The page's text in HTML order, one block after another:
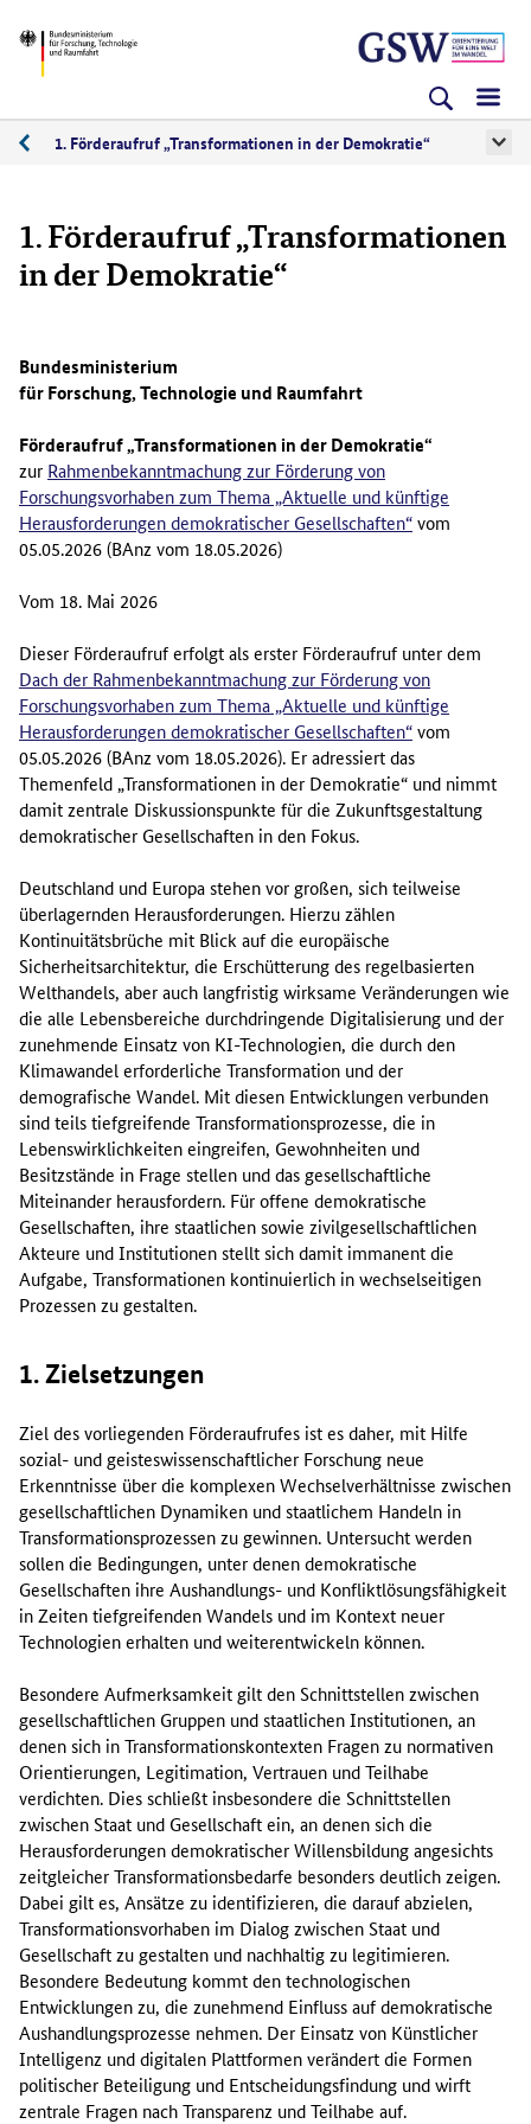
zum
(Eingabetaste)
zum
(Eingabetaste)
zur
(Eingabetaste)
BMFTR
Demokratieforschung
1. Förderaufruf „Transformationen in der Demokratie“
1. Förderaufruf „Transformationen
in der Demokratie“
Bundesministerium
für Forschung, Technologie und Raumfahrt
Förderaufruf „Transformationen in der Demokratie“
zur Rahmenbekanntmachung zur Förderung von
Forschungsvorhaben zum Thema „Aktuelle und künftige
Herausforderungen demokratischer Gesellschaften“vom
05.05.2026 (BAnz vom 18.05.2026)
Vom 18. Mai 2026
Dieser Förderaufruf erfolgt als erster Förderaufruf unter dem
Dach der Rahmenbekanntmachung zur Förderung von
Forschungsvorhaben zum Thema „Aktuelle und künftige
Herausforderungen demokratischer Gesellschaften“vom
05.05.2026 (BAnz vom 18.05.2026). Er adressiert das
Themenfeld „Transformationen in der Demokratie“ und nimmt
damit zentrale Diskussionspunkte für die Zukunftsgestaltung
demokratischer Gesellschaften in den Fokus.
Deutschland und Europa stehen vor großen, sich teilweise
überlagernden Herausforderungen. Hierzu zählen
Kontinuitätsbrüche mit Blick auf die europäische
Sicherheitsarchitektur, die Erschütterung des regelbasierten
Welthandels, aber auch langfristig wirksame Veränderungen wie
die alle Lebensbereiche durchdringende Digitalisierung und der
zunehmende Einsatz von KI-Technologien, die durch den
Klimawandel erforderliche Transformation und der
demografische Wandel. Mit diesen Entwicklungen verbunden
sind teils tiefgreifende Transformationsprozesse, die in
Lebenswirklichkeiten eingreifen, Gewohnheiten und
Besitzstände in Frage stellen und das gesellschaftliche
Miteinander herausfordern. Für offene demokratische
Gesellschaften, ihre staatlichen sowie zivilgesellschaftlichen
Akteure und Institutionen stellt sich damit immanent die
Aufgabe, Transformationen kontinuierlich in wechselseitigen
Prozessen zu gestalten.
1. Zielsetzungen
Ziel des vorliegenden Förderaufrufes ist es daher, mit Hilfe
sozial- und geisteswissenschaftlicher Forschung neue
Erkenntnisse über die komplexen Wechselverhältnisse zwischen
gesellschaftlichen Dynamiken und staatlichem Handeln in
Transformationsprozessen zu gewinnen. Untersucht werden
sollen die Bedingungen, unter denen demokratische
Gesellschaften ihre Aushandlungs- und Konfliktlösungsfähigkeit
in Zeiten tiefgreifenden Wandels und im Kontext neuer
Technologien erhalten und weiterentwickeln können.
Besondere Aufmerksamkeit gilt den Schnittstellen zwischen
gesellschaftlichen Gruppen und staatlichen Institutionen, an
denen sich in Transformationskontexten Fragen zu normativen
Orientierungen, Legitimation, Vertrauen und Teilhabe
verdichten. Dies schließt insbesondere die Schnittstellen
zwischen Staat und Gesellschaft ein, an denen sich die
Herausforderungen demokratischer Willensbildung angesichts
zeitgleicher Transformationsbedarfe besonders deutlich zeigen.
Dabei gilt es, Ansätze zu identifizieren, die darauf abzielen,
Transformationsvorhaben im Dialog zwischen Staat und
Gesellschaft zu gestalten und nachhaltig zu legitimieren.
Besondere Bedeutung kommt den technologischen
Entwicklungen zu, die zunehmend Einfluss auf demokratische
Aushandlungsprozesse nehmen. Der Einsatz von Künstlicher
Intelligenz und digitalen Plattformen verändert die Formen
politischer Beteiligung und Entscheidungsfindung und wirft
zentrale Fragen nach Transparenz und Teilhabe auf.